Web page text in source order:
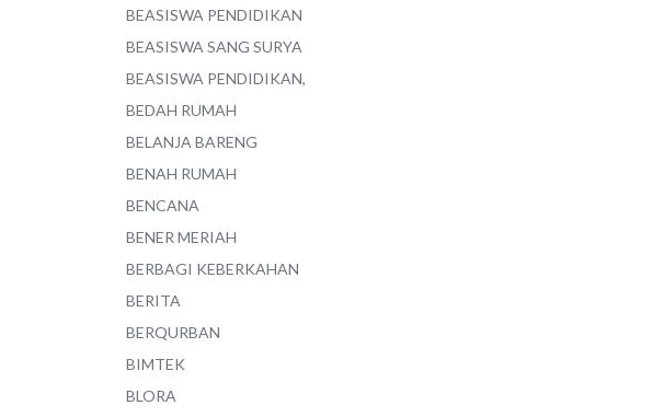
BEASISWA PENDIDIKAN
BEASISWA SANG SURYA
BEASISWA PENDIDIKAN,
BEDAH RUMAH
BELANJA BARENG
BENAH RUMAH
BENCANA
BENER MERIAH
BERBAGI KEBERKAHAN
BERITA
BERQURBAN
BIMTEK
BLORA